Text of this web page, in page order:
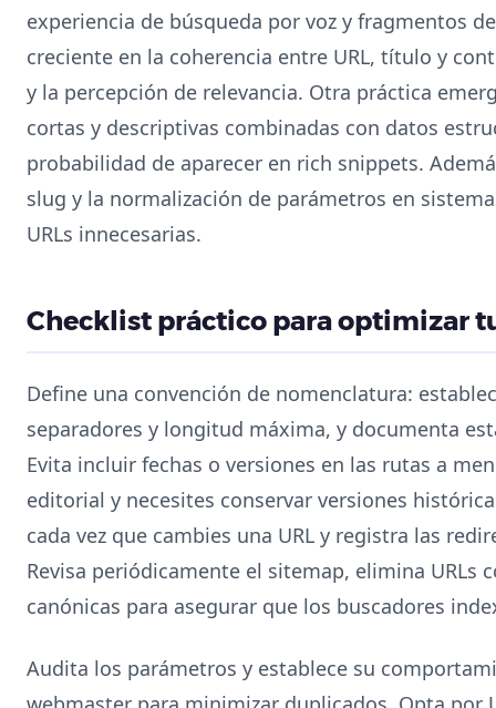
experiencia de búsqueda por voz y fragmentos
creciente en la coherencia entre URL, título y
y la percepción de relevancia. Otra práctica
cortas y descriptivas combinadas con datos
probabilidad de aparecer en rich snippets.
slug y la normalización de parámetros en
URLs innecesarias.
Checklist práctico para optimizar
Define una convención de nomenclatura:
separadores y longitud máxima, y documenta
Evita incluir fechas o versiones en las rutas a
editorial y necesites conservar versiones
cada vez que cambies una URL y registra las
Revisa periódicamente el sitemap, elimina URLs
canónicas para asegurar que los buscadores
Audita los parámetros y establece su